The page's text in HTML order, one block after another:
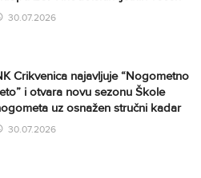
30.07.2026
Crikvenica najavljuje “Nogometno
i otvara novu sezonu Škole
uz osnažen stručni kadar
30.07.2026